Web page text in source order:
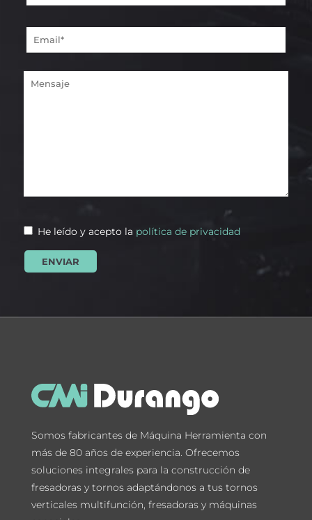
He leído y acepto la política de privacidad
Somos fabricantes de Máquina Herramienta con
más de 80 años de experiencia. Ofrecemos
soluciones integrales para la construcción de
fresadoras y tornos adaptándonos a tus tornos
verticales multifunción, fresadoras y máquinas